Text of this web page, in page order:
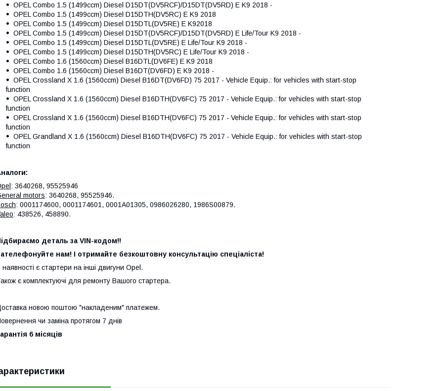
OPEL Combo 1.5 (1499ccm) Diesel D15DT(DV5RCF)/D15DT(DV5RD) E K9 2018 -
OPEL Combo 1.5 (1499ccm) Diesel D15DTH(DV5RC) E K9 2018
OPEL Combo 1.5 (1499ccm) Diesel D15DTL(DV5RE) E K92018
OPEL Combo 1.5 (1499ccm) Diesel D15DT(DV5RCF)/D15DT(DV5RD) E Life/Tour K9 2018 -
OPEL Combo 1.5 (1499ccm) Diesel D15DTL(DV5RE) E Life/Tour K9 2018 -
OPEL Combo 1.5 (1499ccm) Diesel D15DTH(DV5RC) E Life/Tour K9 2018 -
OPEL Combo 1.6 (1560ccm) Diesel B16DTL(DV6FE) E K9 2018
OPEL Combo 1.6 (1560ccm) Diesel B16DT(DV6FD) E K9 2018 -
OPEL Crossland X 1.6 (1560ccm) Diesel B16DT(DV6FD) 75 2017 - Vehicle Equip.: for vehicles with start-stop
function
OPEL Crossland X 1.6 (1560ccm) Diesel B16DTH(DV6FC) 75 2017 - Vehicle Equip.: for vehicles with start-stop
function
OPEL Crossland X 1.6 (1560ccm) Diesel B16DTH(DV6FC) 75 2017 - Vehicle Equip.: for vehicles with start-stop
function
OPEL Grandland X 1.6 (1560ccm) Diesel B16DTH(DV6FC) 75 2017 - Vehicle Equip.: for vehicles with start-stop
function
: 3640268, 95525946
motors: 3640268, 95525946.
: 0001174600, 0001174601, 0001A01305, 0986026280, 1986S00879.
: 438526, 458890.
деталь за VIN-кодом!!
нам! І отримайте безкоштовну консультацію спеціаліста!
наявності є стартери на інші двигуни Opel.
є комплектуючі для ремонту Вашого стартера.
новою поштою "накладеним" платежем.
чи заміна протягом 7 днів
6 місяців